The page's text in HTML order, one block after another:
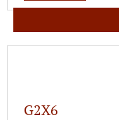
G2X6